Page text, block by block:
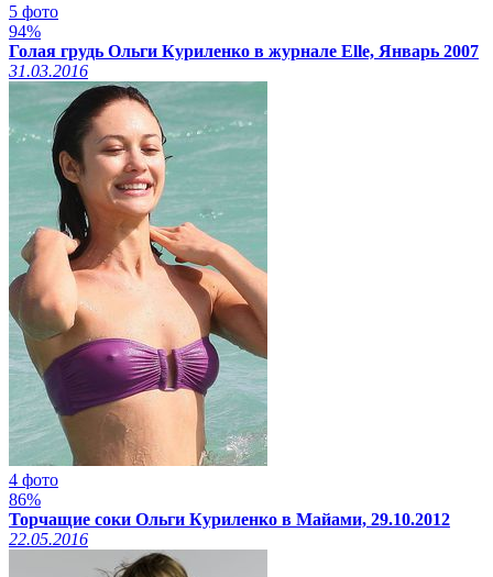
5 фото
94%
Голая грудь Ольги Куриленко в журнале Elle, Январь 2007
31.03.2016
4 фото
86%
Торчащие соки Ольги Куриленко в Майами, 29.10.2012
22.05.2016